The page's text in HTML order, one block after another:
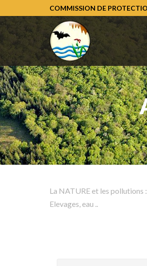
COMMISSION DE
La NATURE et les pollutions
Elevages, eau ..